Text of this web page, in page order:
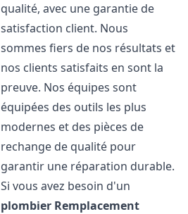
qualité, avec une garantie de
satisfaction client. Nous
sommes fiers de nos résultats et
nos clients satisfaits en sont la
preuve. Nos équipes sont
équipées des outils les plus
modernes et des pièces de
rechange de qualité pour
garantir une réparation durable.
Si vous avez besoin d'un
plombier Remplacement